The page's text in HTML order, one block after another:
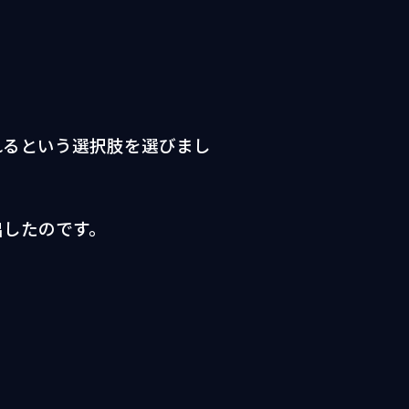
という選択肢を選びまし
たのです。